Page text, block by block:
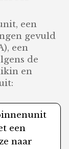
een
gevuld
een
de
en
een
naar